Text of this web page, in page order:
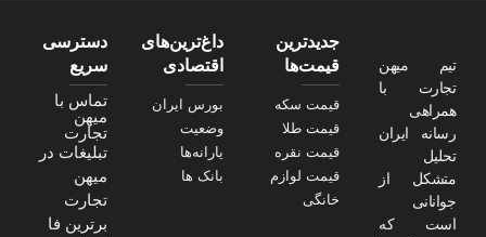
تیم میهن
تجارت با
همراهی
رسانه ایران
تحلیل
متشکل از
جوانانی
است که
جدیدترین
قیمت‌ها
قیمت سکه
قیمت طلا
قیمت نقره
قیمت لوازم
خانگی
داغ‌ترین‌های
اقتصادی
بورس ایران
وضعیت
یارانه‌ها
بانک ها
دسترسی
سریع
تماس با
میهن
تجارت
تبلیغات در
میهن
تجارت
برترین فا